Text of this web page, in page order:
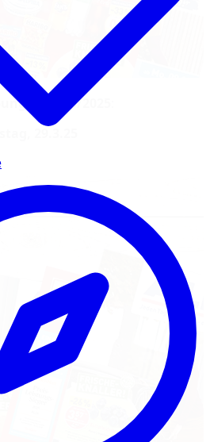
– KW 13/2025